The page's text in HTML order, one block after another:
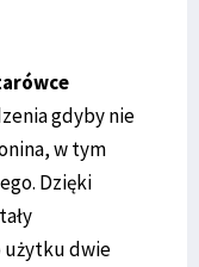
gdyby nie
w tym
Dzięki
użytku dwie